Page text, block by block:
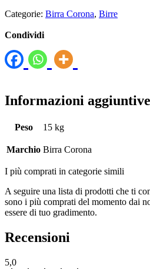
Categorie: Birra Corona, Birre
Condividi
Informazioni aggiuntive
Peso 15 kg
Marchio Birra Corona
I più comprati in categorie simili
A seguire una lista di prodotti che ti
sono i più comprati del momento dai
essere di tuo gradimento.
Recensioni
5,0